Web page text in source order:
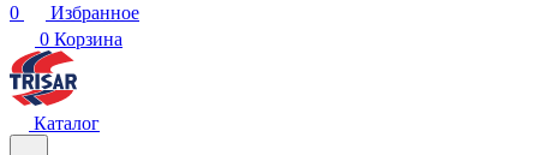
0
Избранное
0 Корзина
Каталог